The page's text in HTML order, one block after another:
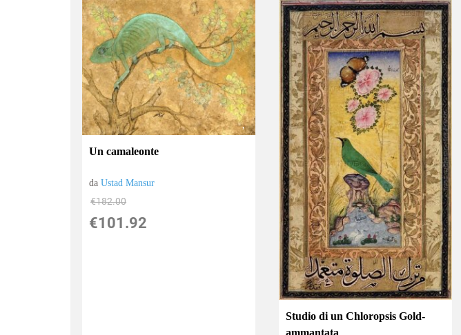
Un camaleonte
daUstad Mansur
€182.00
€101.92
Studio di un Chloropsis Gold-
ammantata